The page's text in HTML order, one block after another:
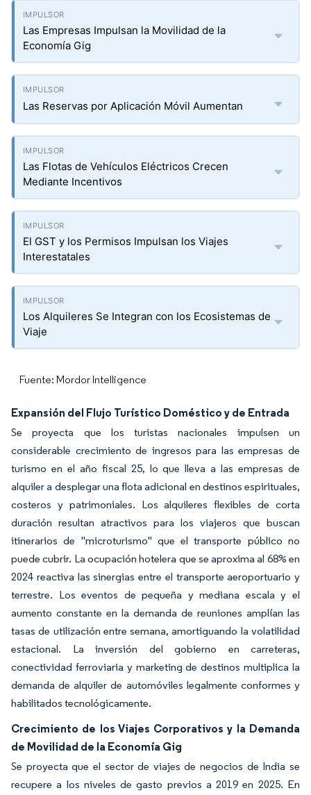
Las Empresas Impulsan la Movilidad de la
Economía Gig
Las Reservas por Aplicación Móvil Aumentan
Las Flotas de Vehículos Eléctricos Crecen
Mediante Incentivos
El GST y los Permisos Impulsan los Viajes
Interestatales
Los Alquileres Se Integran con los Ecosistemas de
Viaje
Fuente: Mordor Intelligence
Expansión del Flujo Turístico Doméstico y de Entrada
Se proyecta que los turistas nacionales impulsen un
considerable crecimiento de ingresos para las empresas de
turismo en el año fiscal 25, lo que lleva a las empresas de
alquiler a desplegar una flota adicional en destinos espirituales,
costeros y patrimoniales. Los alquileres flexibles de corta
duración resultan atractivos para los viajeros que buscan
itinerarios de "microturismo" que el transporte público no
puede cubrir. La ocupación hotelera que se aproxima al 68% en
2024 reactiva las sinergias entre el transporte aeroportuario y
terrestre. Los eventos de pequeña y mediana escala y el
aumento constante en la demanda de reuniones amplían las
tasas de utilización entre semana, amortiguando la volatilidad
estacional. La inversión del gobierno en carreteras,
conectividad ferroviaria y marketing de destinos multiplica la
demanda de alquiler de automóviles legalmente conformes y
habilitados tecnológicamente.
Crecimiento de los Viajes Corporativos y la Demanda
de Movilidad de la Economía Gig
Se proyecta que el sector de viajes de negocios de India se
recupere a los niveles de gasto previos a 2019 en 2025. En